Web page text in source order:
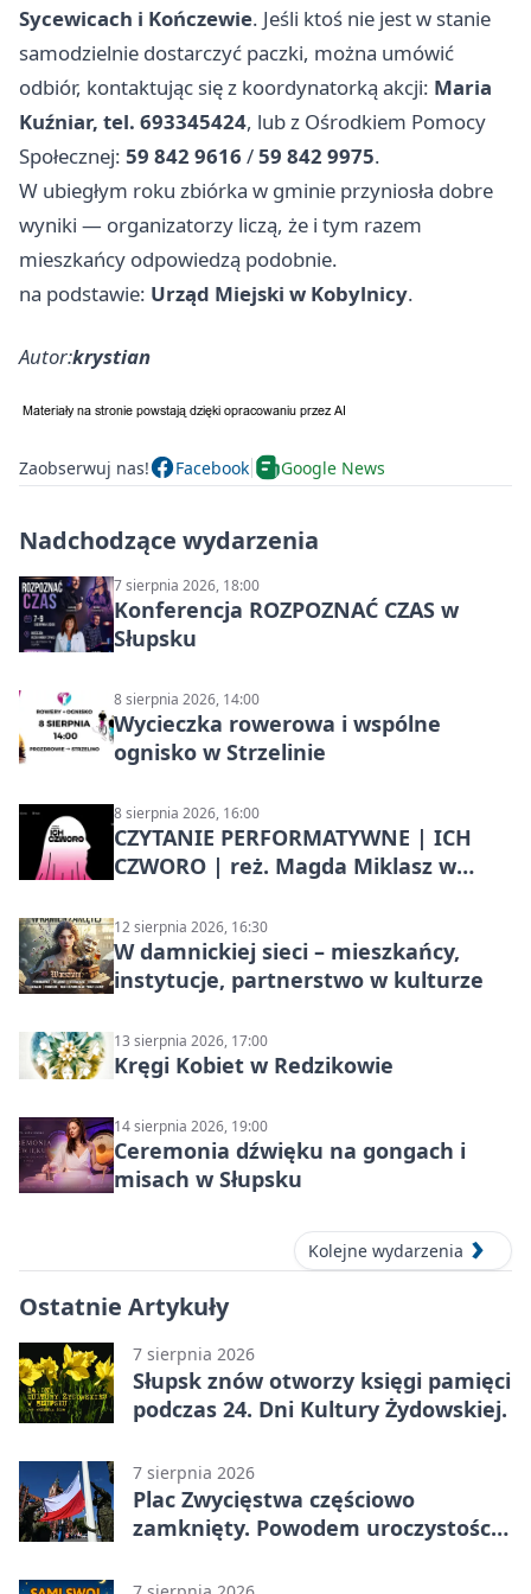
Sycewicach i Kończewie. Jeśli ktoś nie jest w stanie
samodzielnie dostarczyć paczki, można umówić
odbiór, kontaktując się z koordynatorką akcji: Maria
Kuźniar, tel. 693345424, lub z Ośrodkiem Pomocy
Społecznej: 59 842 9616 /59 842 9975.
W ubiegłym roku zbiórka w gminie przyniosła dobre
wyniki — organizatorzy liczą, że i tym razem
mieszkańcy odpowiedzą podobnie.
na podstawie: Urząd Miejski w Kobylnicy.
Autor:krystian
Zaobserwuj nas! Facebook Google News
Nadchodzące wydarzenia
7 sierpnia 2026, 18:00
Konferencja ROZPOZNAĆ CZAS w
Słupsku
8 sierpnia 2026, 14:00
Wycieczka rowerowa i wspólne
ognisko w Strzelinie
8 sierpnia 2026, 16:00
CZYTANIE PERFORMATYWNE | ICH
CZWORO | reż. Magda Miklasz w
12 sierpnia 2026, 16:30
W damnickiej sieci – mieszkańcy,
instytucje, partnerstwo w kulturze
13 sierpnia 2026, 17:00
Kręgi Kobiet w Redzikowie
14 sierpnia 2026, 19:00
Ceremonia dźwięku na gongach i
misach w Słupsku
Kolejne wydarzenia
Ostatnie Artykuły
7 sierpnia 2026
Słupsk znów otworzy księgi pamięci
podczas 24. Dni Kultury Żydowskiej.
7 sierpnia 2026
Plac Zwycięstwa częściowo
zamknięty. Powodem uroczystości